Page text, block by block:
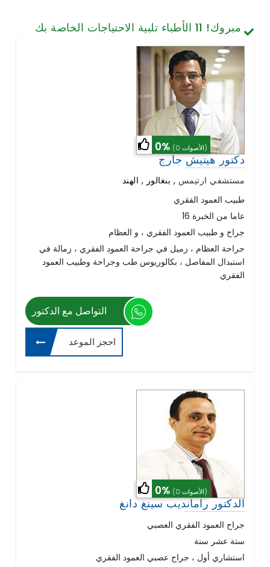
الخلايا الجذعية / الطب التجديدي
العمود الفقري وآلام الظهر
أمراض الرئة
الجراحة العامة
مبروك! 11 الأطباء تلبية الاحتياجات الخاصة بك
0% (0 الأصوات)
دكتور هيتيش جارج
مستشفي ارتيمس , بنغالور , الهند
طبيب العمود الفقري
16 عاما من الخبرة
جراح و طبيب العمود الفقري ، و العظام
جراحة العظام ، زميل في جراحة العمود الفقري ، زمالة في
استبدال المفاصل ، بكالوريوس طب وجراحة وطبيب العمود
الفقري
التواصل مع الدكتور
احجز الموعد
0% (0 الأصوات)
الدكتور رامانديب سينغ دانغ
جراح العمود الفقري العصبي
ستة عشر سنة
استشاري أول ، جراح عصبي العمود الفقري